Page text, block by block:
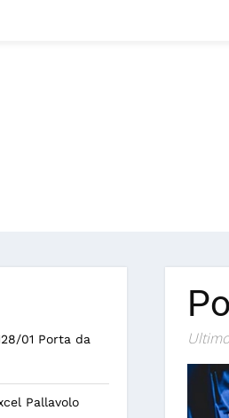
01 Porta da
Pallavolo